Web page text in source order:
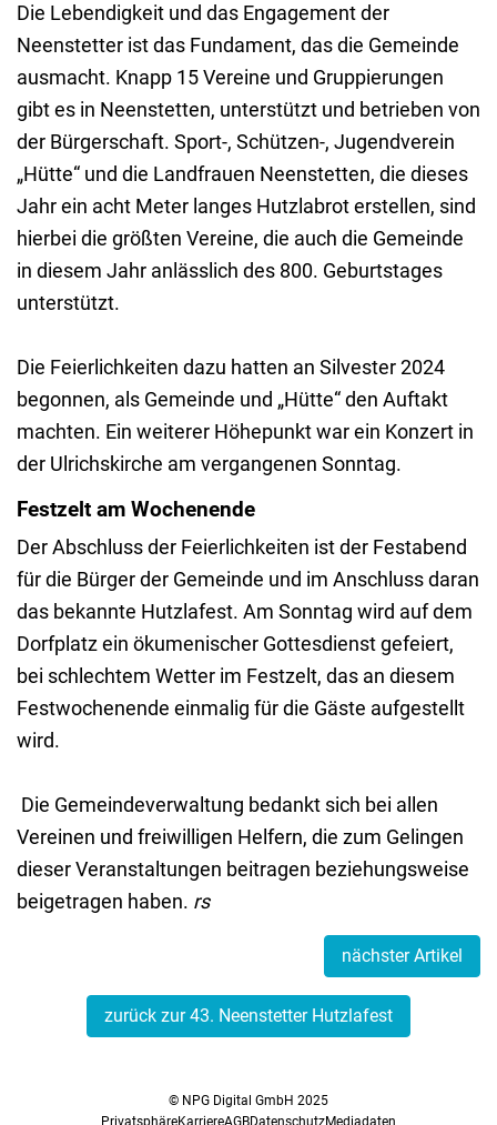
Die Lebendigkeit und das Engagement der
Neenstetter ist das Fundament, das die Gemeinde
ausmacht. Knapp 15 Vereine und Gruppierungen
gibt es in Neenstetten, unterstützt und betrieben von
der Bürgerschaft. Sport-, Schützen-, Jugendverein
„Hütte“ und die Landfrauen Neenstetten, die dieses
Jahr ein acht Meter langes Hutzlabrot erstellen, sind
hierbei die größten Vereine, die auch die Gemeinde
in diesem Jahr anlässlich des 800. Geburtstages
unterstützt.
Die Feierlichkeiten dazu hatten an Silvester 2024
begonnen, als Gemeinde und „Hütte“ den Auftakt
machten. Ein weiterer Höhepunkt war ein Konzert in
der Ulrichskirche am vergangenen Sonntag.
Festzelt am Wochenende
Der Abschluss der Feierlichkeiten ist der Festabend
für die Bürger der Gemeinde und im Anschluss daran
das bekannte Hutzlafest. Am Sonntag wird auf dem
Dorfplatz ein ökumenischer Gottesdienst gefeiert,
bei schlechtem Wetter im Festzelt, das an diesem
Festwochenende einmalig für die Gäste aufgestellt
wird.
Die Gemeindeverwaltung bedankt sich bei allen
Vereinen und freiwilligen Helfern, die zum Gelingen
dieser Veranstaltungen beitragen beziehungsweise
beigetragen haben. rs
nächster Artikel
zurück zur 43. Neenstetter Hutzlafest
© NPG Digital GmbH 2025